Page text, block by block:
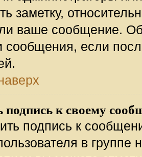
заметку,
ваше сообщение.
сообщения, если
подпись к своему
подпись к
в